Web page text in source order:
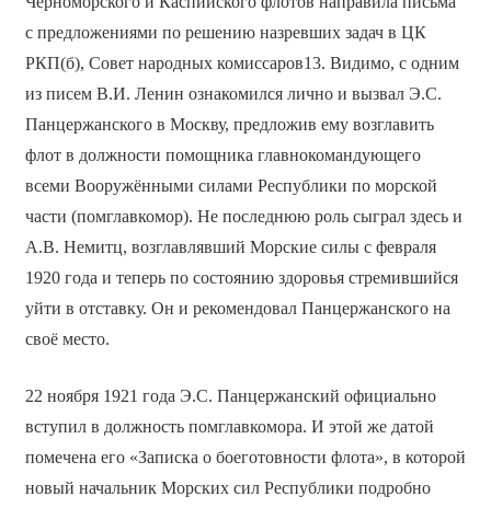
с предложениями по решению назревших задач в ЦК
РКП(б), Совет народных комиссаров13. Видимо, с одним
из писем В.И. Ленин ознакомился лично и вызвал Э.С.
Панцержанского в Москву, предложив ему возглавить
флот в должности помощника главнокомандующего
всеми Вооружёнными силами Республики по морской
части (помглавкомор). Не последнюю роль сыграл здесь и
А.В. Немитц, возглавлявший Морские силы с февраля
1920 года и теперь по состоянию здоровья стремившийся
уйти в отставку. Он и рекомендовал Панцержанского на
своё место.
22 ноября 1921 года Э.С. Панцержанский официально
вступил в должность помглавкомора. И этой же датой
помечена его «Записка о боеготовности флота», в которой
новый начальник Морских сил Республики подробно